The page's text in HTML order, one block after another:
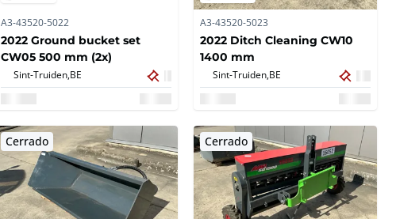
A3-43520-5022
2022 Ground bucket set
CW05 500 mm (2x)
Sint-Truiden,BE
A3-43520-5023
2022 Ditch Cleaning CW10
1400 mm
Sint-Truiden,BE
Cerrado Cerrado